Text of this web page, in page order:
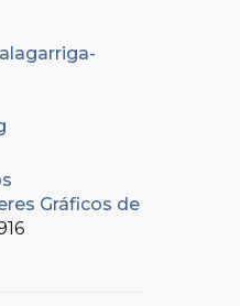
Gráficos de